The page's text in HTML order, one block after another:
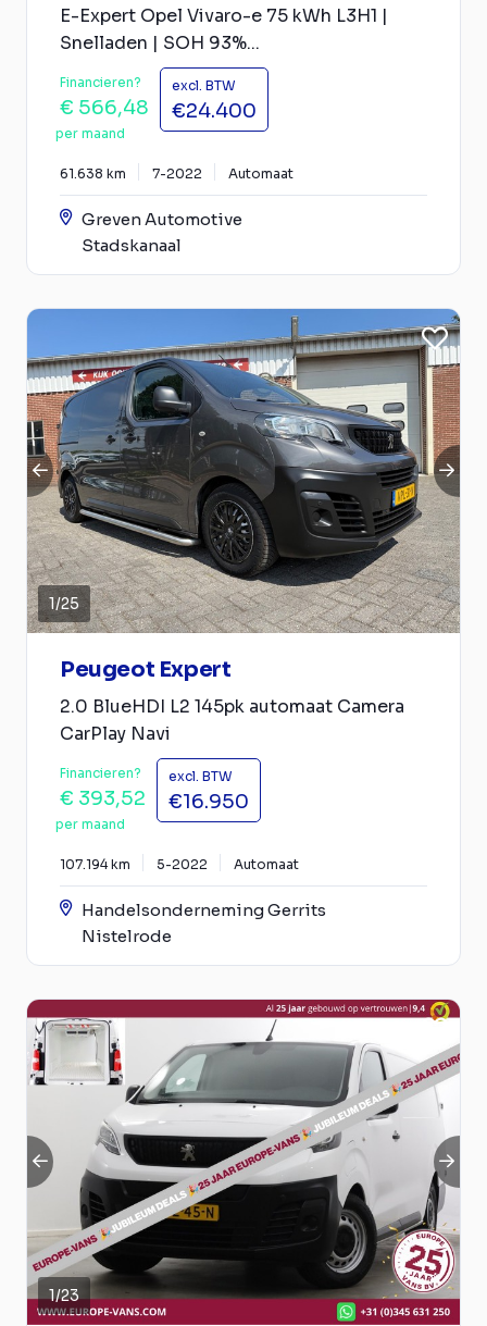
E-Expert Opel Vivaro-e 75 kWh L3H1 |
Snelladen | SOH 93%...
Financieren?
€ 566,48
per maand
excl. BTW
€24.400
61.638 km 7-2022 Automaat
Greven Automotive
Stadskanaal
1/25
Peugeot Expert
2.0 BlueHDI L2 145pk automaat Camera
CarPlay Navi
Financieren?
€ 393,52
per maand
excl. BTW
€16.950
107.194 km 5-2022 Automaat
Handelsonderneming Gerrits
Nistelrode
1/23